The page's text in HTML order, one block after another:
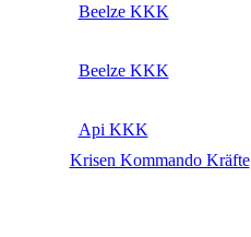
Beelze KKK
Beelze KKK
Api KKK
Krisen Kommando Kräfte